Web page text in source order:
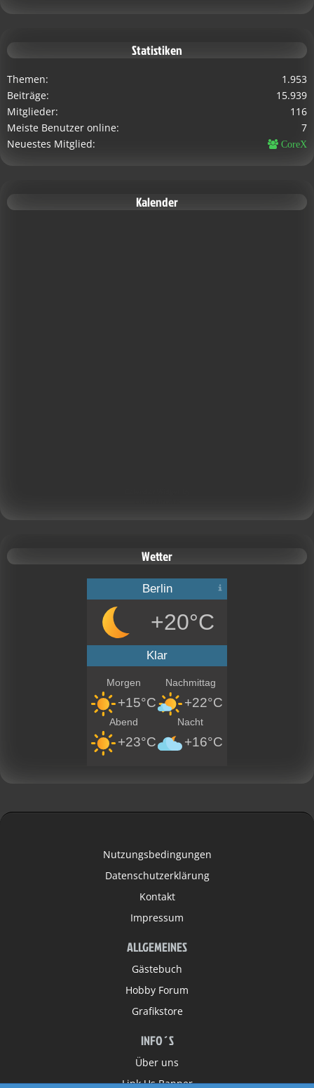
Statistiken
Themen
1.953
Beiträge
15.939
Mitglieder
116
Meiste Benutzer online
7
Neuestes Mitglied
CoreX
Kalender
Wetter
Berlin
+20°C
Klar
Morgen
+15°C
Nachmittag
+22°C
Abend
+23°C
Nacht
+16°C
Nutzungsbedingungen
Datenschutzerklärung
Kontakt
Impressum
ALLGEMEINES
Gästebuch
Hobby Forum
Grafikstore
INFO´S
Über uns
Link Us Banner